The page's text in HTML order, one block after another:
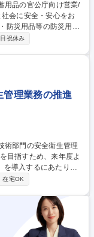
防災用品等の防災用品
蓄品の営業管理職の募
ィに対応。 ・入社後は
を習得可能。 「売って
ートナーとしての役割
祝休み
管理業務の推進
を導入するにあたり、
開等に関わる業務に
り、PDCAを実行で
画の策定、安全衛生委
応 ■労働災害発生時の
更範囲⇒会社の定める
在宅OK